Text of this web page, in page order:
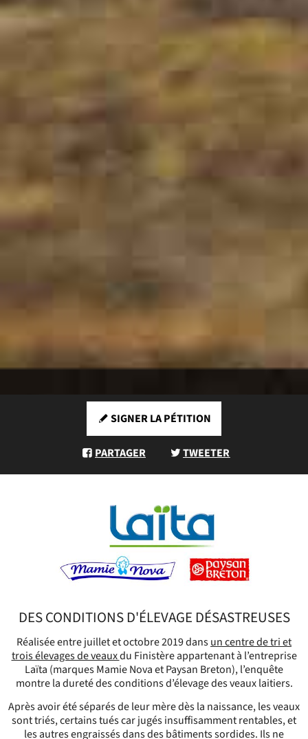
SIGNER LA PÉTITION
PARTAGER TWEETER
DES CONDITIONS D'ÉLEVAGE DÉSASTREUSES
Réalisée entre juillet et octobre 2019 dansun centre de tri et
trois élevages de veauxdu Finistère appartenant à l’entreprise
Laïta (marques Mamie Nova et Paysan Breton), l’enquête
montre la dureté des conditions d’élevage des veaux laitiers.
Après avoir été séparés de leur mère dès la naissance, les veaux
sont triés, certains tués car jugés insuffisamment rentables, et
les autres engraissés dans des bâtiments sordides. Ils ne